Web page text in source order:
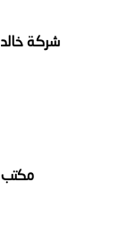
شركة خالد
مكتب